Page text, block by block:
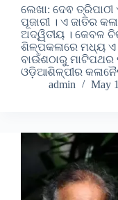
ଲେଖା: ଦେଵ
ପୂଜାରୀ । ଏ ଜାତିର
ଅଦ୍ୱିତୀୟ । କେବଳ
ଶିଳ୍ପକଳାରେ ମଧ୍ୟ ଏ
ବାଉଁଶଠାରୁ
ଓଡ଼ିଆଶିଳ୍ପୀର
admin
May